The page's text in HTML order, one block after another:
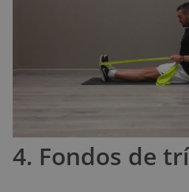
4. Fondos de